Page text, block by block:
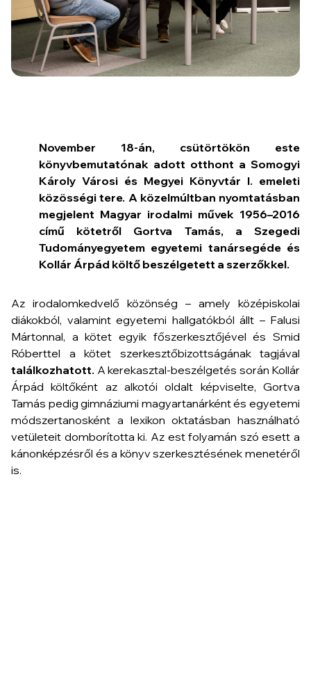
November 18-án, csütörtökön este
könyvbemutatónak adott otthont a Somogyi
Károly Városi és Megyei Könyvtár I. emeleti
közösségi tere. A közelmúltban nyomtatásban
megjelent Magyar irodalmi művek 1956–2016
című kötetről Gortva Tamás, a Szegedi
Tudományegyetem egyetemi tanársegéde és
Kollár Árpád költő beszélgetett a szerzőkkel.
Az irodalomkedvelő közönség – amely középiskolai
diákokból, valamint egyetemi hallgatókból állt – Falusi
Mártonnal, a kötet egyik főszerkesztőjével és Smid
Róberttel a kötet szerkesztőbizottságának tagjával
találkozhatott. A kerekasztal-beszélgetés során Kollár
Árpád költőként az alkotói oldalt képviselte, Gortva
Tamás pedig gimnáziumi magyartanárként és egyetemi
módszertanosként a lexikon oktatásban használható
vetületeit domborította ki. Az est folyamán szó esett a
kánonképzésről és a könyv szerkesztésének menetéről
is.